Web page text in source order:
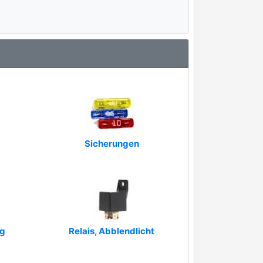
Sicherungen
Relais, Abblendlicht